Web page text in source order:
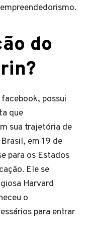
do
possui
que
sua trajetória de
em 19 de
para os Estados
Ele se
Harvard
o
para entrar